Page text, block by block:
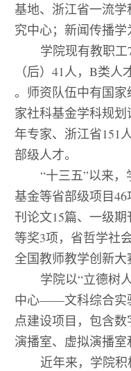
基地、浙江省一流
究中心；新闻传播
学院现有教职工
（后） 41人， B类人
。师资队伍中有国
家社科基金学科规
年专家、浙江省151
部级人才。
“十三五”以来，
基金等省部级项目46
刊论文15篇、一级期
等奖3项，省哲学社
全国教师教学创新大
学院以“立德树
中心——文科综合
点建设项目，包含
演播室、虚拟演播
近年来，学院